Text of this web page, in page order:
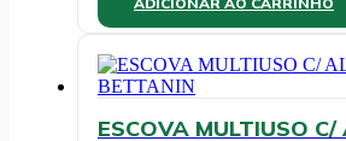
ESCOVA MULTIUSO C/